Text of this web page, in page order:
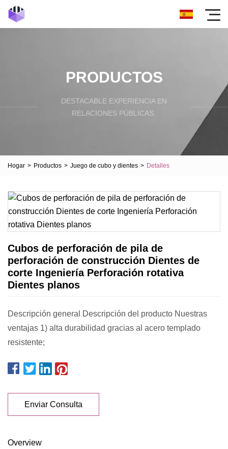
PRODUCTOS
DESTACABLE EXPERIENCIA EN
RELACIONES PÚBLICAS.
Hogar > Productos > Juego de cubo y dientes > Detalles
Cubos de perforación de pila de
perforación de construcción Dientes de
corte Ingeniería Perforación rotativa
Dientes planos
Descripción general Descripción del producto Nuestras
ventajas 1) alta durabilidad gracias al acero templado
resistente;
Enviar Consulta
Overview